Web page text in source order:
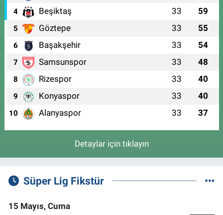
4 Beşiktaş 33 59
5 Göztepe 33 55
6 Başakşehir 33 54
7 Samsunspor 33 48
8 Rizespor 33 40
9 Konyaspor 33 40
10 Alanyaspor 33 37
Detaylar için tıklayın
Süper Lig Fikstür
15 Mayıs, Cuma